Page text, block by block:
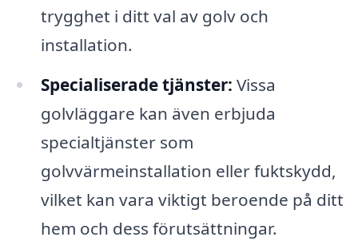
trygghet i ditt val av golv och
installation.
Specialiserade tjänster: Vissa
golvläggare kan även erbjuda
specialtjänster som
golvvärmeinstallation eller fuktskydd,
vilket kan vara viktigt beroende på ditt
hem och dess förutsättningar.